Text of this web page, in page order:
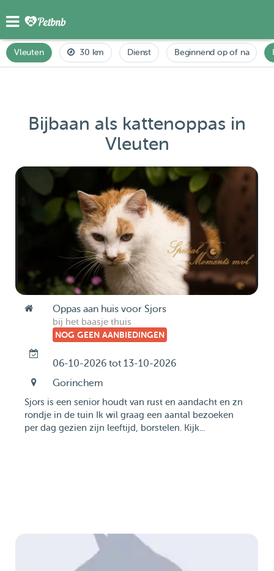
Vleuten 30 km Dienst Beginnend op of na
Bijbaan als kattenoppas in
Vleuten
Oppas aan huis voor Sjors
bij het baasje thuis
NOG GEEN AANBIEDINGEN
06-10-2026 tot 13-10-2026
Gorinchem
Sjors is een senior houdt van rust en aandacht en zn
rondje in de tuin Ik wil graag een aantal bezoeken
per dag gezien zijn leeftijd, borstelen. Kijk...